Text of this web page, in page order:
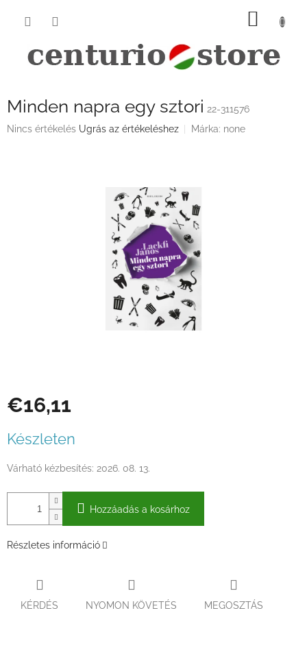
KOSÁR
Minden napra egy sztori 22-311576
A
Nincs értékelés Ugrás az értékeléshez Márka: none
€16,11
Készleten
Várható kézbesítés: 2026. 08. 13.
Hozzáadás a kosárhoz
Részletes információ
KÉRDÉS NYOMON KÖVETÉS MEGOSZTÁS